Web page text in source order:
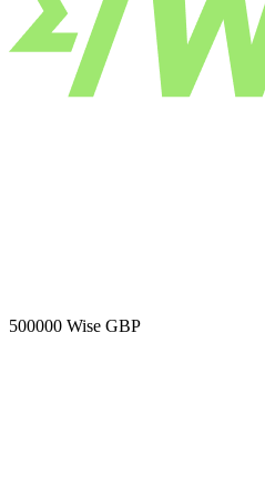
500000 Wise GBP